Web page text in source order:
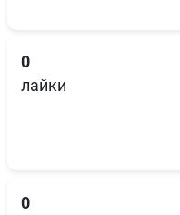
0
лайки
0